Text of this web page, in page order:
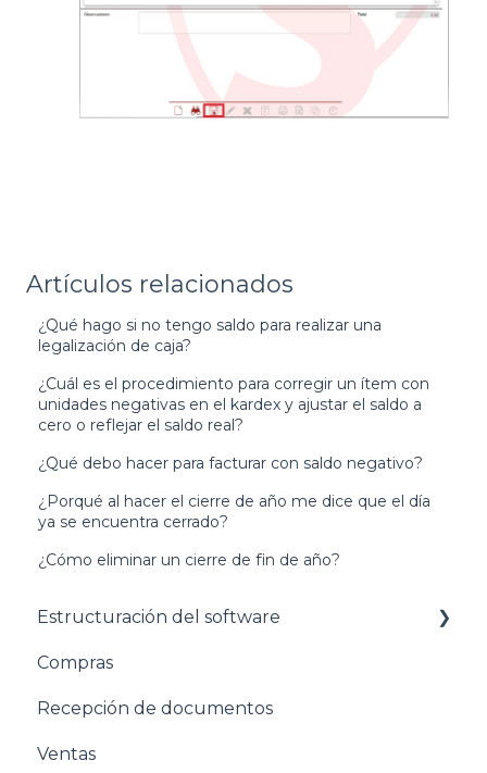
Artículos relacionados
¿Qué hago si no tengo saldo para realizar una
legalización de caja?
¿Cuál es el procedimiento para corregir un ítem con
unidades negativas en el kardex y ajustar el saldo a
cero o reflejar el saldo real?
¿Qué debo hacer para facturar con saldo negativo?
¿Porqué al hacer el cierre de año me dice que el día
ya se encuentra cerrado?
¿Cómo eliminar un cierre de fin de año?
Estructuración del software
Pasos para configurar tu empresa
Estructuración General
Estructuración Contabilidad
Compras
Recepción de documentos
Ventas